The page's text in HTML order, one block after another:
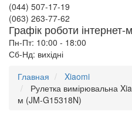
(044) 507-17-19
(063) 263-77-62
Графік роботи інтернет-
Пн-Пт: 10:00 - 18:00
Сб-Нд: вихідні
Главная
Xiaomi
Рулетка вимірювальна
м (JM-G15318N)